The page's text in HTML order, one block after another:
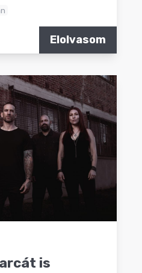
Elolvasom
is